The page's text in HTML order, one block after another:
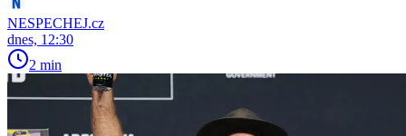
NESPECHEJ.cz
dnes, 12:30
2 min